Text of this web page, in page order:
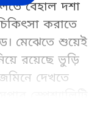
বেহাল দশা
করাতে
মেঝেতে শুয়েই
রয়েছে ভুড়ি
দেখতে